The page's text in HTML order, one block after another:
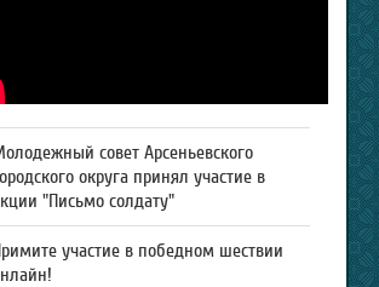
совет Арсеньевского
округа принял участие в
"Письмо солдату"
участие в победном шествии